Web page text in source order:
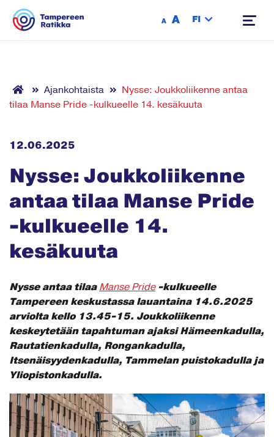
A A FI
Ajankohtaista
Nysse: Joukkoliikenne antaa
tilaa Manse Pride -kulkueelle 14. kesäkuuta
12.06.2025
Nysse: Joukkoliikenne
antaa tilaa Manse Pride
-kulkueelle 14.
kesäkuuta
Nysse antaa tilaa Manse Pride-kulkueelle
Tampereen keskustassa lauantaina 14.6.2025
arviolta kello 13.45-15. Joukkoliikenne
keskeytetään tapahtuman ajaksi Hämeenkadulla,
Rautatienkadulla, Rongankadulla,
Itsenäisyydenkadulla, Tammelan puistokadulla ja
Yliopistonkadulla.